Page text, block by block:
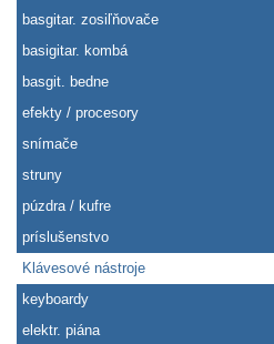
basgitar. zosiľňovače
basigitar. kombá
basgit. bedne
efekty / procesory
snímače
struny
púzdra / kufre
príslušenstvo
Klávesové nástroje
keyboardy
elektr. piána